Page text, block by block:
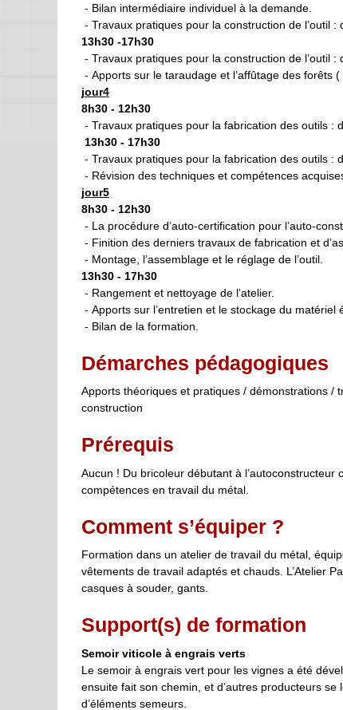
- Bilan intermédiaire individuel à la demande.
- Travaux pratiques pour la construction de l’outil :
13h30 -17h30
- Travaux pratiques pour la construction de l’outil :
- Apports sur le taraudage et l’affûtage des forêts
jour4
8h30 - 12h30
- Travaux pratiques pour la fabrication des outils :
13h30 - 17h30
- Travaux pratiques pour la fabrication des outils :
- Révision des techniques et compétences
jour5
8h30 - 12h30
- La procédure d’auto-certification pour l’auto-
- Finition des derniers travaux de fabrication et
- Montage, l’assemblage et le réglage de l’outil.
13h30 - 17h30
- Rangement et nettoyage de l’atelier.
- Apports sur l’entretien et le stockage du matériel
- Bilan de la formation.
Démarches pédagogiques
Apports théoriques et pratiques / démonstrations /
construction
Prérequis
Aucun ! Du bricoleur débutant à
compétences en travail du métal.
Comment s’équiper ?
Formation dans un atelier de travail du métal,
vêtements de travail adaptés et chauds. L’Atelier
casques à souder, gants.
Support(s) de formation
Semoir viticole à engrais verts
Le semoir à engrais vert pour les vignes a été
ensuite fait son chemin, et d’autres producteurs
d’éléments semeurs.